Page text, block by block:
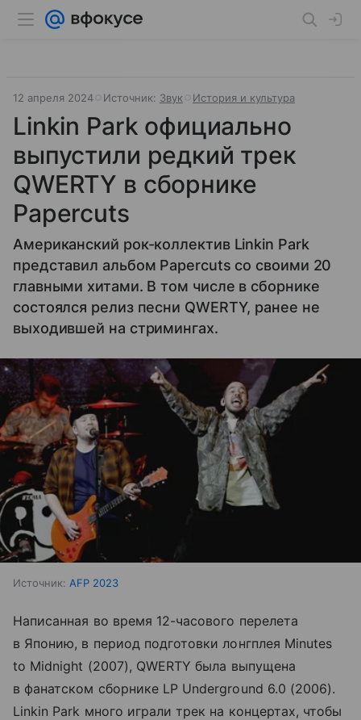
12 апреля 2024 Источник: Звук История и культура
Linkin Park официально
выпустили редкий трек
QWERTY в сборнике
Papercuts
Американский рок-коллектив Linkin Park
представил альбом Papercuts со своими 20
главными хитами. В том числе в сборнике
состоялся релиз песни QWERTY, ранее не
выходившей на стримингах.
Источник: AFP 2023
Написанная во время 12-часового перелета
в Японию, в период подготовки лонгплея Minutes
to Midnight (2007), QWERTY была выпущена
в фанатском сборнике LP Underground 6.0 (2006).
Linkin Park много играли трек на концертах, чтобы